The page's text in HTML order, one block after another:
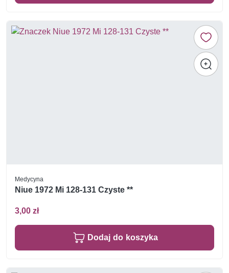
Medycyna
Niue 1972 Mi 128-131 Czyste **
3,00 zł
Dodaj do koszyka